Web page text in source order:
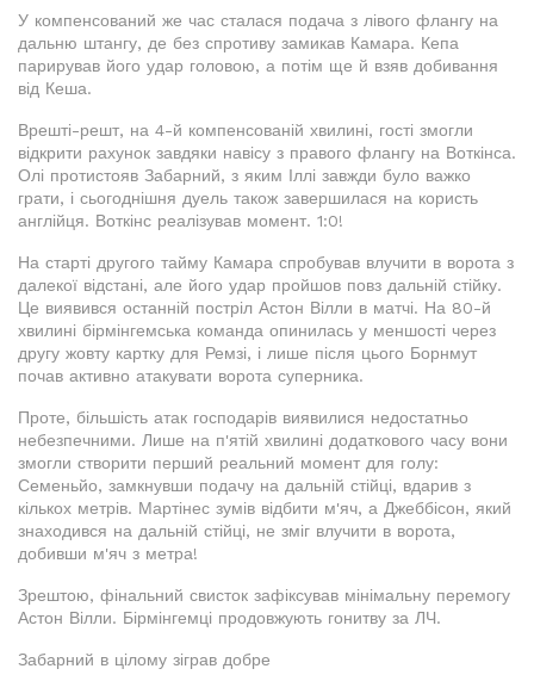
У компенсований же час сталася подача з лівого флангу на
дальню штангу, де без спротиву замикав Камара. Кепа
парирував його удар головою, а потім ще й взяв добивання
від Кеша.
Врешті-решт, на 4-й компенсованій хвилині, гості змогли
відкрити рахунок завдяки навісу з правого флангу на Воткінса.
Олі протистояв Забарний, з яким Іллі завжди було важко
грати, і сьогоднішня дуель також завершилася на користь
англійця. Воткінс реалізував момент. 1:0!
На старті другого тайму Камара спробував влучити в ворота з
далекої відстані, але його удар пройшов повз дальній стійку.
Це виявився останній постріл Астон Вілли в матчі. На 80-й
хвилині бірмінгемська команда опинилась у меншості через
другу жовту картку для Ремзі, і лише після цього Борнмут
почав активно атакувати ворота суперника.
Проте, більшість атак господарів виявилися недостатньо
небезпечними. Лише на п'ятій хвилині додаткового часу вони
змогли створити перший реальний момент для голу:
Семеньйо, замкнувши подачу на дальній стійці, вдарив з
кількох метрів. Мартінес зумів відбити м'яч, а Джеббісон, який
знаходився на дальній стійці, не зміг влучити в ворота,
добивши м'яч з метра!
Зрештою, фінальний свисток зафіксував мінімальну перемогу
Астон Вілли. Бірмінгемці продовжують гонитву за ЛЧ.
Забарний в цілому зіграв добре